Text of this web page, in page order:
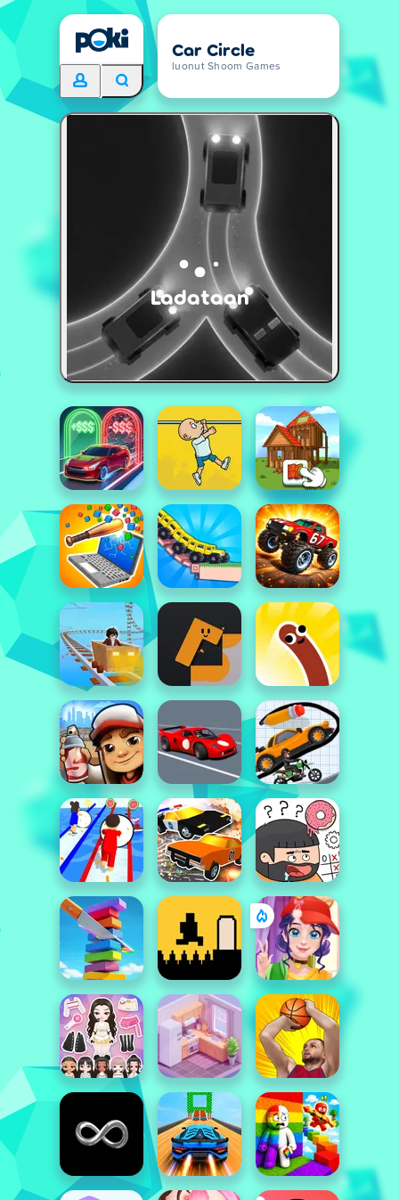
Car Circle
luonut Shoom Games
Ladataan